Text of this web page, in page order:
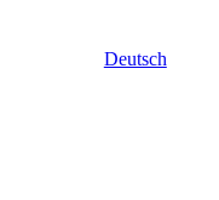
Deutsch